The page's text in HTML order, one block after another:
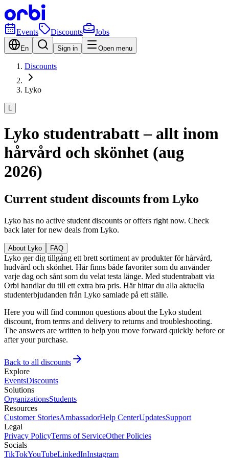
Events Discounts Jobs
En Sign in Open menu
Discounts
Lyko
L
Lyko studentrabatt – allt inom
hårvård och skönhet (aug
2026)
Current student discounts from Lyko
Lyko has no active student discounts or offers right now. Check
back later for new deals from Lyko.
About Lyko FAQ
Lyko ger dig tillgång ett brett sortiment av produkter för hårvård,
hudvård och skönhet. Här finns både favoriter som du använder
varje dag och sånt som du velat testa länge. Med studentrabatt via
Orbi handlar du till ett extra bra pris. Här hittar du alla aktuella
studenterbjudanden från Lyko samlade på ett ställe.
Here you will find common questions about the Lyko student
discount, from terms and delivery to returns and troubleshooting.
The answers are written to help you move forward quickly before or
after your purchase.
Back to all discounts
Explore
EventsDiscounts
Solutions
OrganizationsStudents
Resources
Customer StoriesAmbassadorHelp CenterUpdatesSupport
Legal
Privacy PolicyTerms of ServiceOther Policies
Socials
TikTokYouTubeLinkedInInstagram